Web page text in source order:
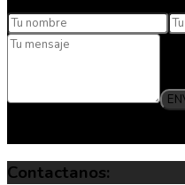
Contactanos: